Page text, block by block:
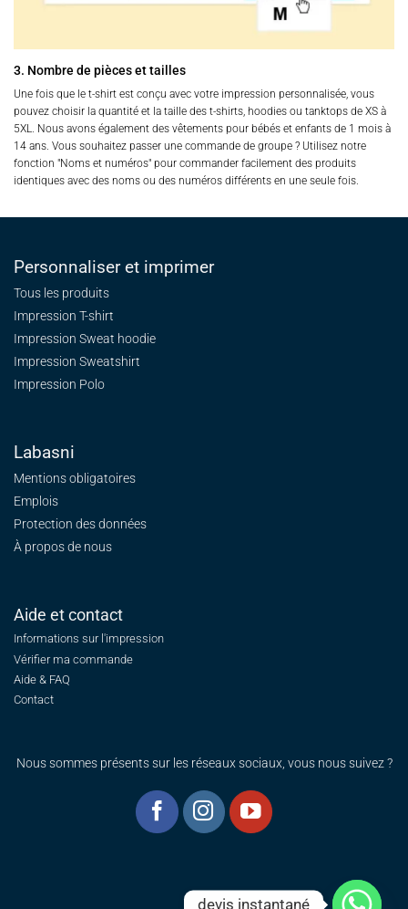
3. Nombre de pièces et tailles
Une fois que le t-shirt est conçu avec votre impression personnalisée, vous
pouvez choisir la quantité et la taille des t-shirts, hoodies ou tanktops de XS à
5XL. Nous avons également des vêtements pour bébés et enfants de 1 mois à
14 ans. Vous souhaitez passer une commande de groupe ? Utilisez notre
fonction "Noms et numéros" pour commander facilement des produits
identiques avec des noms ou des numéros différents en une seule fois.
Personnaliser et imprimer
Tous les produits
Impression T-shirt
Impression Sweat hoodie
Impression Sweatshirt
Impression Polo
Labasni
Mentions obligatoires
Emplois
Protection des données
À propos de nous
Aide et contact
Informations sur l'impression
Vérifier ma commande
Aide & FAQ
Contact
Nous sommes présents sur les réseaux sociaux, vous nous suivez ?
devis instantané